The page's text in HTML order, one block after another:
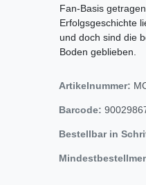
Fan-Basis
Erfolgsgeschichte
und doch sind die
Boden geblieben.
Artikelnummer:
Barcode:
Bestellbar in